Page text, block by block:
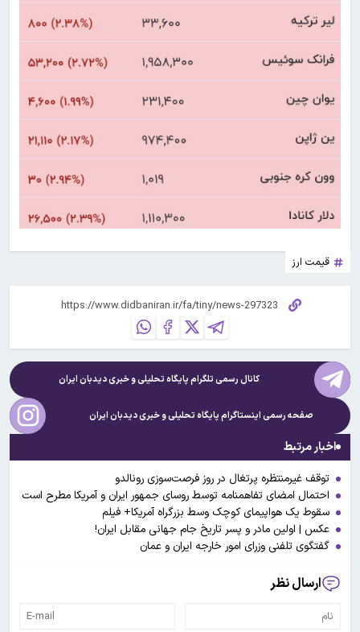
قیمت ارز
کانال رسمی تلگرام پایگاه تحلیلی و خبریدیدبان ایران
صفحه رسمی اینستاگرام پایگاه تحلیلی و خبریدیدبان ایران
اخبار مرتبط
توقف غیرمنتظره پرتغال در روز فرصت‌سوزی رونالدو
احتمال امضای تفاهمنامه توسط روسای جمهور ایران و آمریکا مطرح است
سقوط یک هواپیمای کوچک وسط بزرگراه آمریکا+ فیلم
عکس | اولین مادر و پسر تاریخ جام جهانی مقابل ایران!
گفتگوی تلفنی وزرای امور خارجه ایران و عمان
ارسال نظر